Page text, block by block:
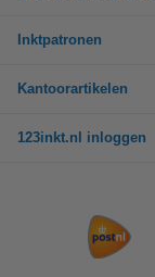
Inktpatronen
Kantoorartikelen
123inkt.nl inloggen